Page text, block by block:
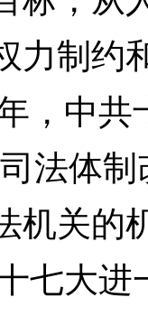
力制约
，中共
法体
机关的
七大进